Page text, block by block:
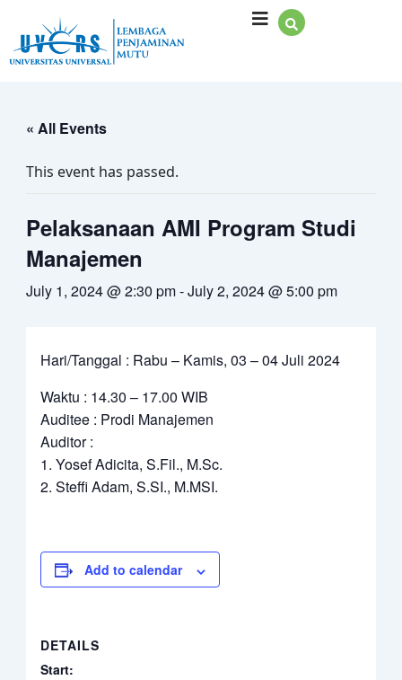
content
« All Events
This event has passed.
Pelaksanaan AMI Program Studi
Manajemen
July 1, 2024 @ 2:30 pm-July 2, 2024 @ 5:00 pm
Hari/Tanggal : Rabu – Kamis, 03 – 04 Juli 2024
Waktu : 14.30 – 17.00 WIB
Auditee : Prodi Manajemen
Auditor :
1. Yosef Adicita, S.Fil., M.Sc.
2. Steffi Adam, S.SI., M.MSI.
Add to calendar
DETAILS
Start: